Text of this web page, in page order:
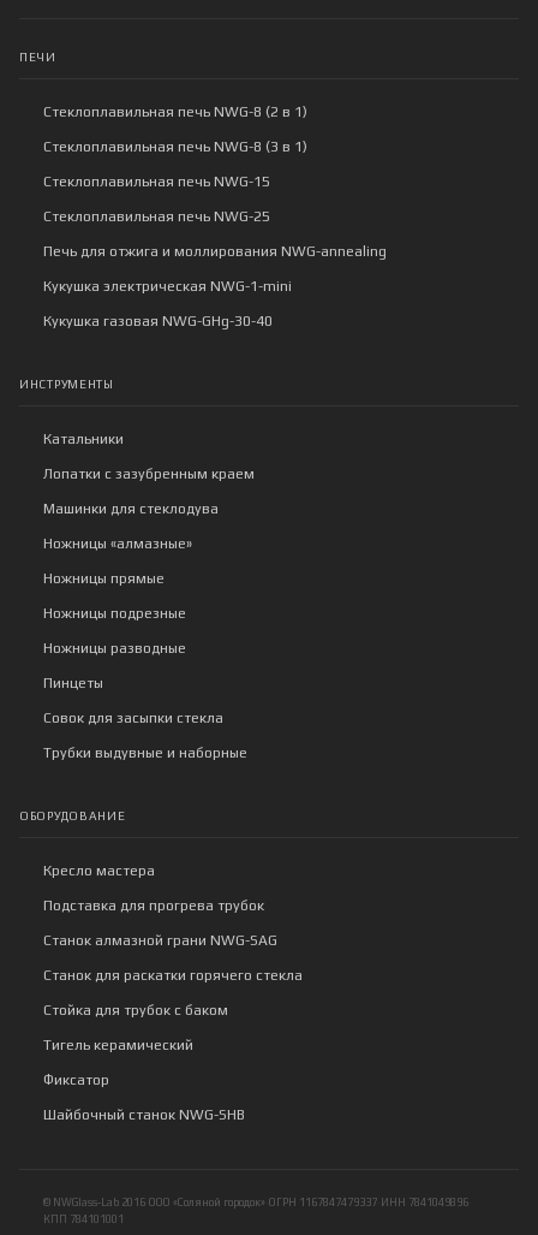
ПЕЧИ
Стеклоплавильная печь NWG-8 (2 в 1)
Стеклоплавильная печь NWG-8 (3 в 1)
Стеклоплавильная печь NWG-15
Стеклоплавильная печь NWG-25
Печь для отжига и моллирования NWG-annealing
Кукушка электрическая NWG-1-mini
Кукушка газовая NWG-GHg-30-40
ИНСТРУМЕНТЫ
Катальники
Лопатки с зазубренным краем
Машинки для стеклодува
Ножницы «алмазные»
Ножницы прямые
Ножницы подрезные
Ножницы разводные
Пинцеты
Совок для засыпки стекла
Трубки выдувные и наборные
ОБОРУДОВАНИЕ
Кресло мастера
Подставка для прогрева трубок
Станок алмазной грани NWG-SAG
Станок для раскатки горячего стекла
Стойка для трубок с баком
Тигель керамический
Фиксатор
Шайбочный станок NWG-SHB
© NWGlass-Lab 2016 ООО «Соляной городок» ОГРН 1167847479337 ИНН 7841049896
КПП 784101001